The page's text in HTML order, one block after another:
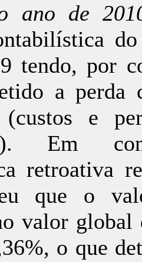
ano de
tendo, por
a perda
e
Em
retroativa
que o
valor global
o que